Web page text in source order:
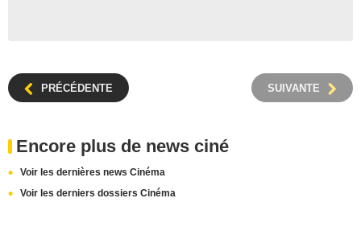
PRÉCÉDENTE SUIVANTE
Encore plus de news ciné
Voir les dernières news Cinéma
Voir les derniers dossiers Cinéma